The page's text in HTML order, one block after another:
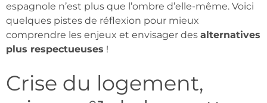
espagnole n’est plus que l’ombre d’elle-même. Voici
quelques pistes de réflexion pour mieux
comprendre les enjeux et envisager des alternatives
plus respectueuses !
Crise du logement,